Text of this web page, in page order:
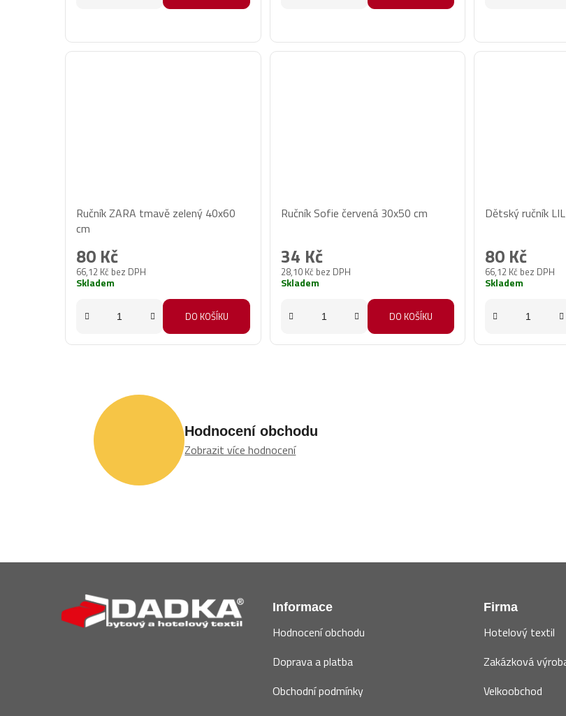
Ručník ZARA tmavě zelený 40x60
cm
66,12 Kč bez DPH
80 Kč
Skladem
DO KOŠÍKU
Ručník Sofie červená 30x50 cm
28,10 Kč bez DPH
34 Kč
Skladem
DO KOŠÍKU
Dětský ručník
66,12 Kč bez DPH
80 Kč
Skladem
Hodnocení obchodu
Zobrazit více hodnocení
Informace
Hodnocení obchodu
Doprava a platba
Obchodní podmínky
Firma
Hotelový textil
Zakázková
Velkoobchod